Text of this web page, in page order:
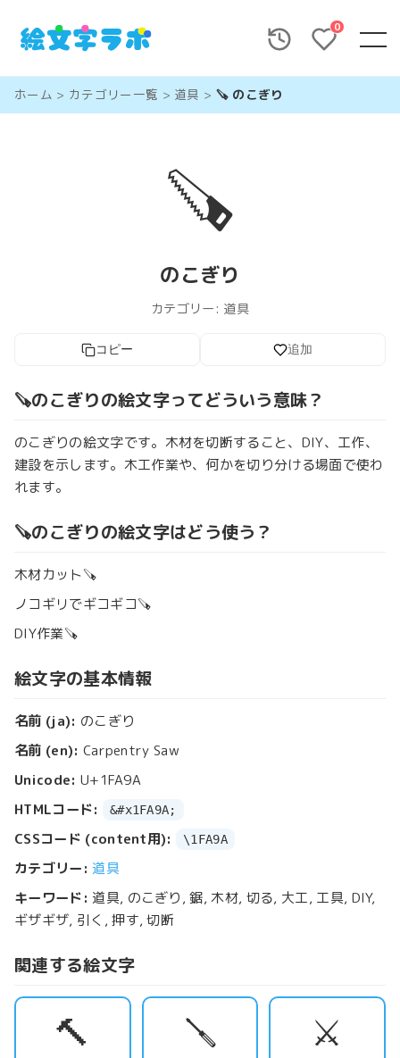
0
ホーム > カテゴリー一覧 > 道具 > 🪚 のこぎり
🪚
のこぎり
カテゴリー: 道具
コピー 追加
🪚のこぎりの絵文字ってどういう意味？
のこぎりの絵文字です。木材を切断すること、DIY、工作、
建設を示します。木工作業や、何かを切り分ける場面で使わ
れます。
🪚のこぎりの絵文字はどう使う？
木材カット🪚
ノコギリでギコギコ🪚
DIY作業🪚
絵文字の基本情報
名前 (ja): のこぎり
名前 (en): Carpentry Saw
Unicode: U+1FA9A
HTMLコード:
&#x1FA9A;
CSSコード (content用): \1FA9A
カテゴリー: 道具
キーワード: 道具, のこぎり, 鋸, 木材, 切る, 大工, 工具, DIY,
ギザギザ, 引く, 押す, 切断
関連する絵文字
🔨 🪛 ⚔️